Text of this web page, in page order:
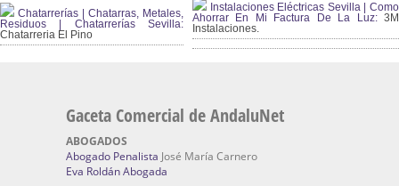
Chatarrerías | Chatarras, Metales,
Residuos | Chatarrerías Sevilla:
Chatarreria El Pino
Instalaciones Eléctricas Sevilla | Como
Ahorrar En Mi Factura De La Luz:3M
Instalaciones.
Gaceta Comercial de AndaluNet
ABOGADOS
Abogado Penalista José María Carnero
Eva Roldán Abogada